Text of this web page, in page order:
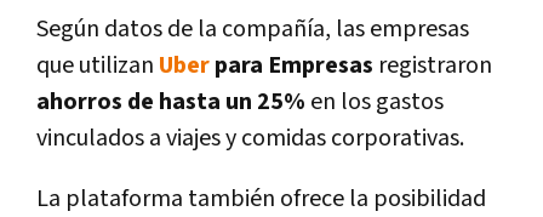
Según datos de la compañía, las empresas
que utilizan Uberpara Empresas registraron
ahorros de hasta un 25% en los gastos
vinculados a viajes y comidas corporativas.
La plataforma también ofrece la posibilidad